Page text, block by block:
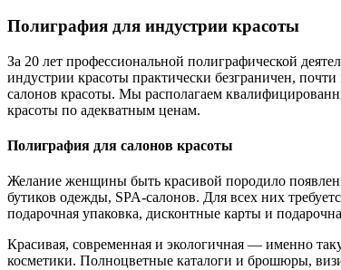
Полиграфия для индустрии красоты
За 20 лет профессиональной полиграфической
индустрии красоты практически безграничен,
салонов красоты. Мы располагаем
красоты по адекватным ценам.
Полиграфия для салонов красоты
Желание женщины быть красивой породило
бутиков одежды, SPA-салонов. Для всех них
подарочная упаковка, дисконтные карты и
Красивая, современная и экологичная — именно
косметики. Полноцветные каталоги и брошюры,